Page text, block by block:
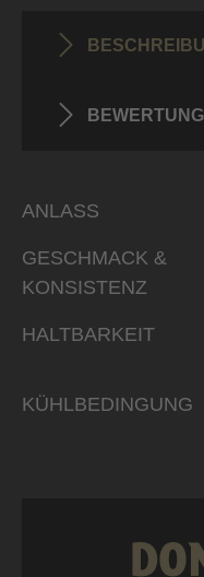
ANLASS
GESCHMACK &
KONSISTENZ
HALTBARKEIT
KÜHLBEDINGUNG